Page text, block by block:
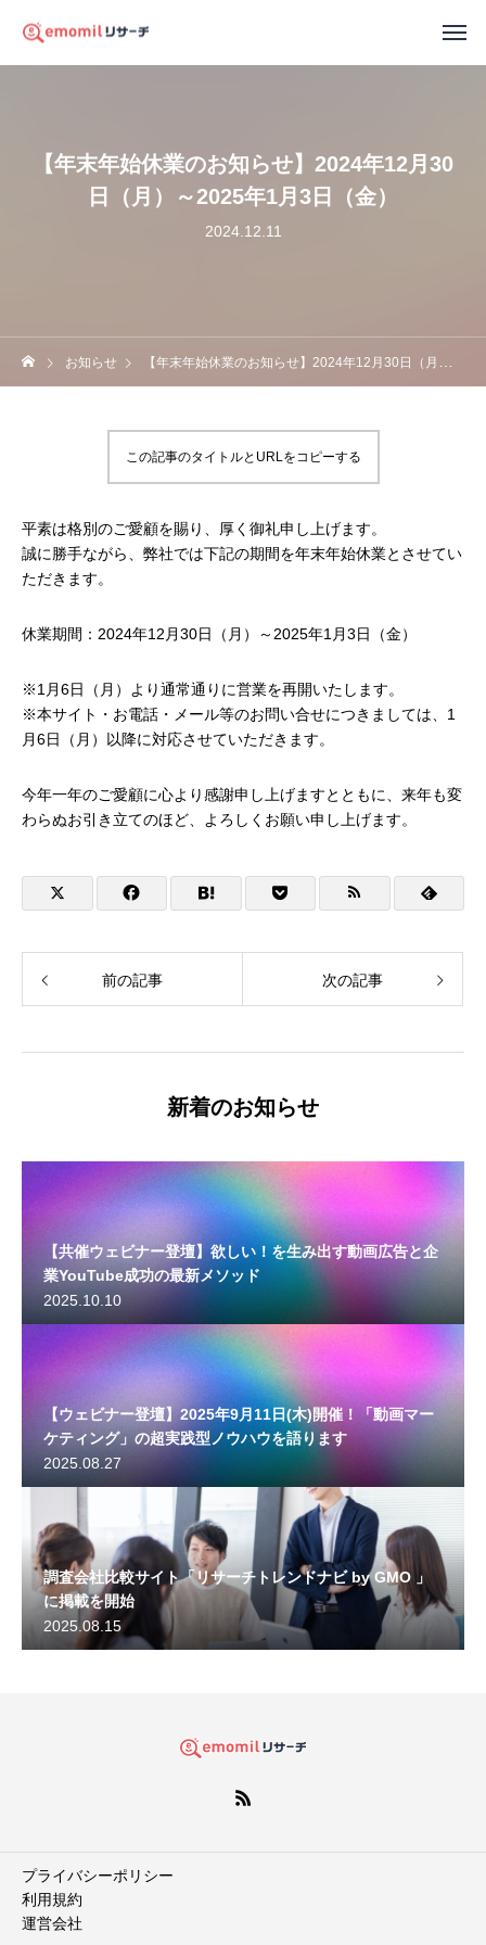
【年末年始休業のお知らせ】2024年12月30
日（月）～2025年1月3日（金）
2024.12.11
お知らせ 【年末年始休業のお知らせ】2024年12月30日（月）～2025年1月3日（金）
この記事のタイトルとURLをコピーする
平素は格別のご愛顧を賜り、厚く御礼申し上げます。
誠に勝手ながら、弊社では下記の期間を年末年始休業とさせてい
ただきます。
休業期間：2024年12月30日（月）～2025年1月3日（金）
※1月6日（月）より通常通りに営業を再開いたします。
※本サイト・お電話・メール等のお問い合せにつきましては、1
月6日（月）以降に対応させていただきます。
今年一年のご愛顧に心より感謝申し上げますとともに、来年も変
わらぬお引き立てのほど、よろしくお願い申し上げます。
前の記事 次の記事
新着のお知らせ
【共催ウェビナー登壇】欲しい！を生み出す動画広告と企
業YouTube成功の最新メソッド
2025.10.10
【ウェビナー登壇】2025年9月11日(木)開催！「動画マー
ケティング」の超実践型ノウハウを語ります
2025.08.27
調査会社比較サイト「リサーチトレンドナビ by GMO 」
に掲載を開始
2025.08.15
プライバシーポリシー
利用規約
運営会社